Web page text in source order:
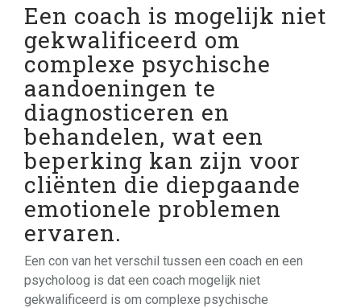
Een coach is mogelijk niet
gekwalificeerd om
complexe psychische
aandoeningen te
diagnosticeren en
behandelen, wat een
beperking kan zijn voor
cliënten die diepgaande
emotionele problemen
ervaren.
Een con van het verschil tussen een coach en een
psycholoog is dat een coach mogelijk niet
gekwalificeerd is om complexe psychische